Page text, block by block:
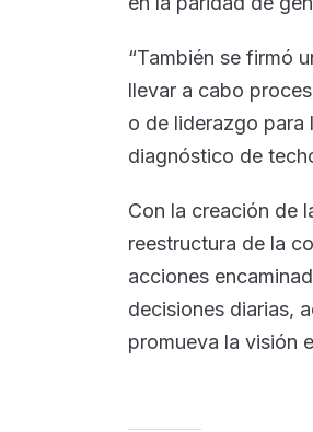
“También se firmó
llevar a cabo
o de liderazgo para
diagnóstico de
Con la creación de
reestructura de la
acciones
decisiones diarias,
promueva la visión